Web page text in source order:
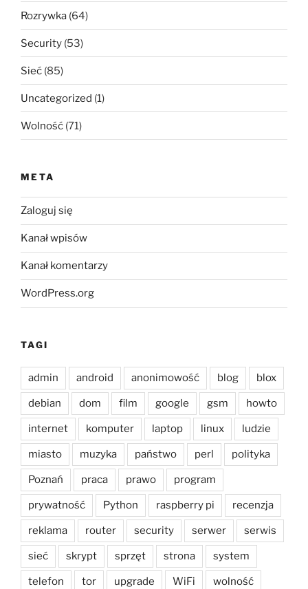
Rozrywka (64)
Security (53)
Sieć (85)
Uncategorized (1)
Wolność (71)
META
Zaloguj się
Kanał wpisów
Kanał komentarzy
WordPress.org
TAGI
admin android anonimowość blog blox
debian dom film google gsm howto
internet komputer laptop linux ludzie
miasto muzyka państwo perl polityka
Poznań praca prawo program
prywatność Python raspberry pi recenzja
reklama router security serwer serwis
sieć skrypt sprzęt strona system
telefon tor upgrade WiFi wolność